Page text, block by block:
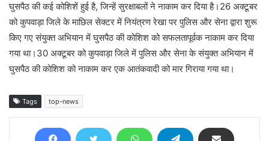
घुसपैठ की कई कोशिशें हुई है, जिन्हें सुरक्षाबलों ने नाकाम कर दिया है।26 अक्टूबर
को कुपवाड़ा जिले के माछिल सेक्टर में नियंत्रण रेखा पर पुलिस और सेना द्वारा शुरू
किए गए संयुक्त अभियान में घुसपैठ की कोशिश को सफलतापूर्वक नाकाम कर दिया
गया था।30 अक्टूबर को कुपवाड़ा जिले में पुलिस और सेना के संयुक्त अभियान में
घुसपैठ की कोशिश को नाकाम कर एक आतंकवादी को मार गिराया गया था।
Tags top-news